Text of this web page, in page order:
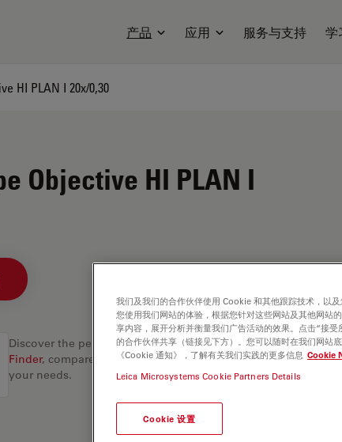
Logo
产品 应用 服务与支持 学
HI PLAN I 20x/0,30
Objective HI PLAN I
Discover the perfect solution. Explore our Objective
Finder, compare alternatives, and find the best fit for
your needs.
我们及我们的合作伙伴使用 Cookie 和其他跟踪技术，以
您使用我们网站的体验，根据您针对这些网站及其他网站
享内容，展开分析并衡量我们广告活动的效果。点击“接
的合作伙伴共享（链接见下方）。您可以随时在我们网站
《Cookie 通知》，了解有关我们实践的更多信息 Cookie
Leica Microsystems Cookie Partners Details
Cookie 设置